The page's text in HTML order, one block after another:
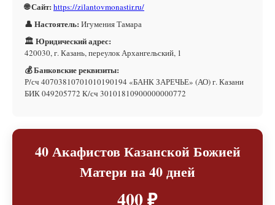
🌐 Сайт: https://zilantovmonastir.ru/
👤 Настоятель: Игумения Тамара
🏛 Юридический адрес:
420030, г. Казань, переулок Архангельский, 1
💰 Банковские реквизиты:
Р/сч 40703810701010190194 «БАНК ЗАРЕЧЬЕ» (АО) г. Казани
БИК 049205772 К/сч 30101810900000000772
40 Акафистов Казанской Божией
Матери на 40 дней
400 ₽